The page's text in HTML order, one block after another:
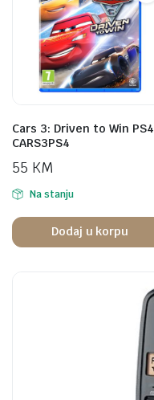
Cars 3: Driven to Win PS4
CARS3PS4
55 KM
Na stanju
Dodaj u korpu